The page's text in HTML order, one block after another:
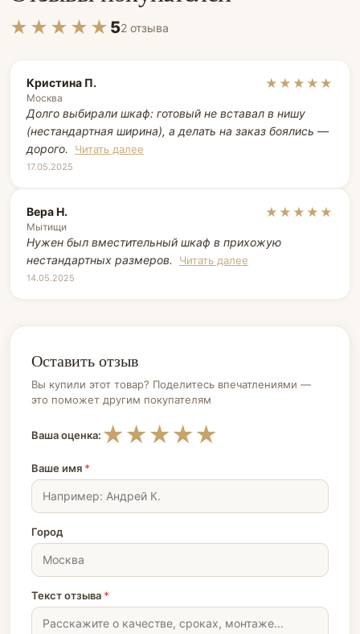
★★★★★ 52 отзыва
Кристина П.
Москва
★★★★★
Долго выбирали шкаф: готовый не вставал в нишу
(нестандартная ширина), а делать на заказ боялись —
дорого.
Читать далее
17.05.2025
Вера Н.
Мытищи
★★★★★
Нужен был вместительный шкаф в прихожую
нестандартных размеров.
Читать далее
14.05.2025
Оставить отзыв
Вы купили этот товар? Поделитесь впечатлениями —
это поможет другим покупателям
Ваша оценка: ★
★
★
★
★
Ваше имя *
Город
Текст отзыва *